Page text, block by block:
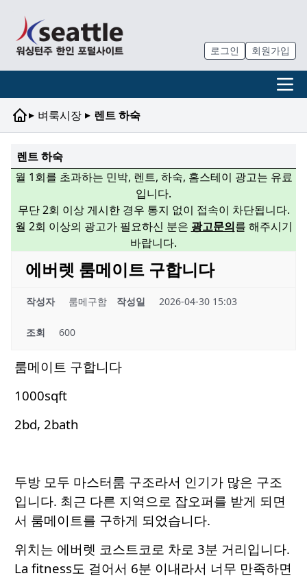
로그인 회원가입
▸ 벼룩시장 ▸ 렌트 하숙
렌트 하숙
월 1회를 초과하는 민박, 렌트, 하숙, 홈스테이 광고는 유료
입니다.
무단 2회 이상 게시한 경우 통지 없이 접속이 차단됩니다.
월 2회 이상의 광고가 필요하신 분은 광고문의를 해주시기
바랍니다.
에버렛 룸메이트 구합니다
작성자 룸메구함 작성일 2026-04-30 15:03
조회 600
룸메이트 구합니다
1000sqft
2bd, 2bath
두방 모두 마스터룸 구조라서 인기가 많은 구조
입니다. 최근 다른 지역으로 잡오퍼를 받게 되면
서 룸메이트를 구하게 되었습니다.
위치는 에버렛 코스트코로 차로 3분 거리입니다.
La fitness도 걸어서 6분 이내라서 너무 만족하면